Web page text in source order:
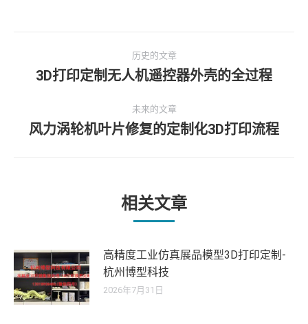
章
航
历史的文章
历
的
文
3D打印定制无人机遥控器外壳的全过程
未来的文章
未
章：
风力涡轮机叶片修复的定制化3D打印流程
相关文章
高精度工业仿真展品模型3D打印定制-
杭州博型科技
2026年7月31日